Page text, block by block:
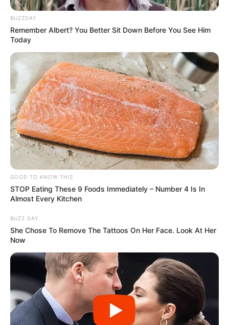
TAGS
ΚΑΡΥΣΤΟΣ
ΤΑΥΤΟΤΗΤΑ ΚΑΙ ΕΠΙΚΟΙΝΩΝΙΑ ΟΡΟΙ ΧΡΗΣΗΣ
BUZZDAY
Remember Albert? You Better Sit Down Before You See Him
Today
GOOD TO KNOW THIS
STOP Eating These 9 Foods Immediately – Number 4 Is In
Almost Every Kitchen
BUZZ DAY
She Chose To Remove The Tattoos On Her Face. Look At Her
Now